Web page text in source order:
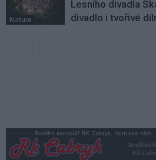
Kultura
Lesního divadla
divadlo i tvořivé